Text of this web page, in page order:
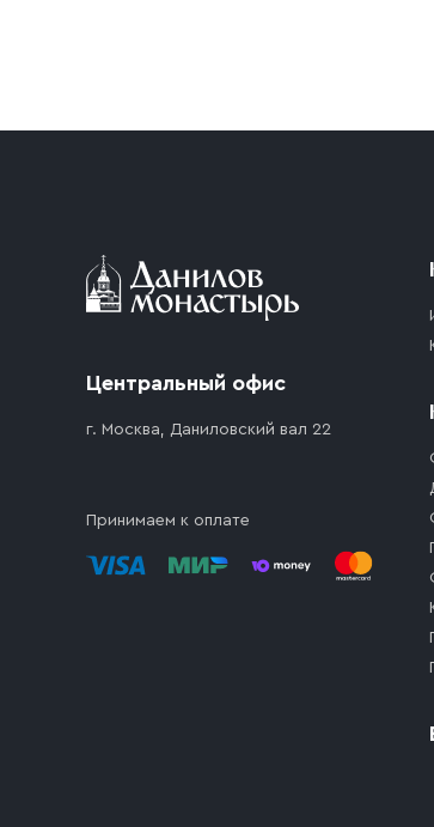
Центральный офис
г. Москва, Даниловский вал 22
Принимаем к оплате